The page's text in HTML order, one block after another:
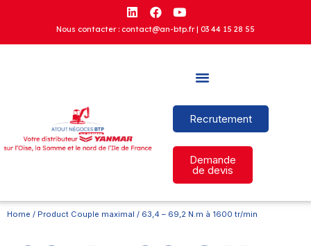
Nous contacter : contact@an-btp.fr | 03 44 15 28 55
Recrutement
Demande
de devis
Home / Product Couple maximal / 63,4 – 69,2 N.m à 1600 tr/min